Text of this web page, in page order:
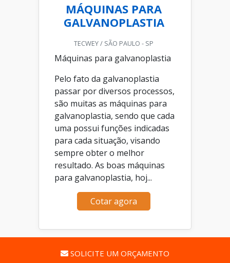
MÁQUINAS PARA
GALVANOPLASTIA
TECWEY / SÃO PAULO - SP
Máquinas para galvanoplastia
Pelo fato da galvanoplastia
passar por diversos processos,
são muitas as máquinas para
galvanoplastia, sendo que cada
uma possui funções indicadas
para cada situação, visando
sempre obter o melhor
resultado. As boas máquinas
para galvanoplastia, hoj...
Cotar agora
SOLICITE UM ORÇAMENTO